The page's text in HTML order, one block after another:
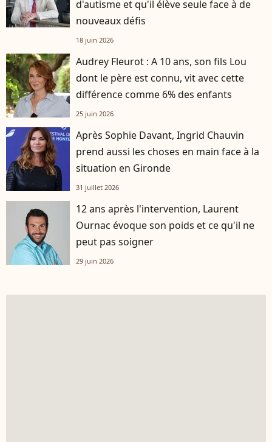
d'autisme et qu'il élève seule face à de
nouveaux défis
18 juin 2026
Audrey Fleurot : A 10 ans, son fils Lou
dont le père est connu, vit avec cette
différence comme 6% des enfants
25 juin 2026
Après Sophie Davant, Ingrid Chauvin
prend aussi les choses en main face à la
situation en Gironde
31 juillet 2026
12 ans après l'intervention, Laurent
Ournac évoque son poids et ce qu'il ne
peut pas soigner
29 juin 2026